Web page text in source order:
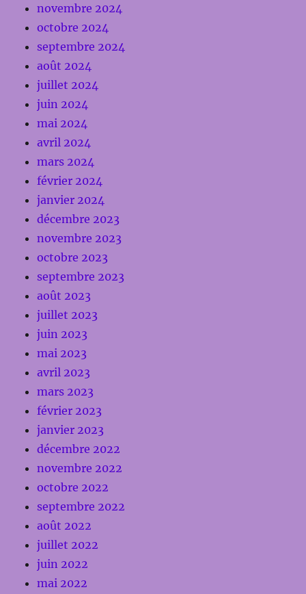
novembre 2024
octobre 2024
septembre 2024
août 2024
juillet 2024
juin 2024
mai 2024
avril 2024
mars 2024
février 2024
janvier 2024
décembre 2023
novembre 2023
octobre 2023
septembre 2023
août 2023
juillet 2023
juin 2023
mai 2023
avril 2023
mars 2023
février 2023
janvier 2023
décembre 2022
novembre 2022
octobre 2022
septembre 2022
août 2022
juillet 2022
juin 2022
mai 2022